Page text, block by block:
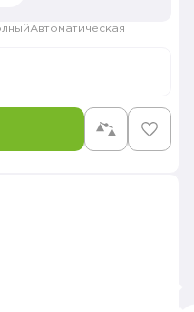
Автоматическая